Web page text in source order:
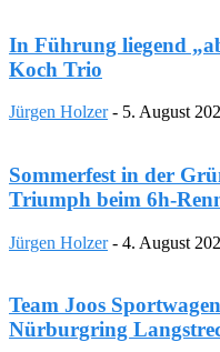
In Führung liegend
Koch Trio
Jürgen Holzer - 5. August
Sommerfest in der
Triumph beim 6h-
Jürgen Holzer - 4. August
Team Joos
Nürburgring